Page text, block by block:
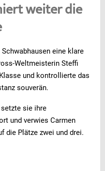
weiter die
eine klare
Weltmeisterin Steffi
und kontrollierte das
souverän.
sie ihre
und verwies Carmen
die Plätze zwei und drei.